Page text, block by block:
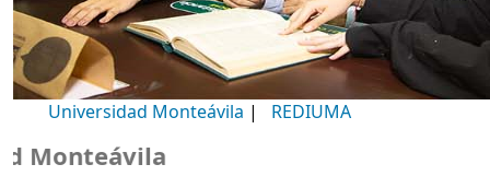
Universidad Monteávila | REDIUMA